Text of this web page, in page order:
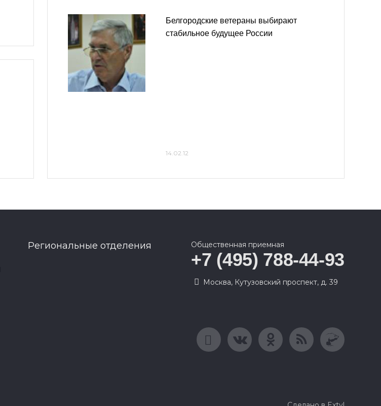
Белгородские ветераны выбирают
стабильное будущее России
14.02.12
Региональные отделения Общественная приемная
+7 (495) 788-44-93
Москва, Кутузовский проспект, д. 39